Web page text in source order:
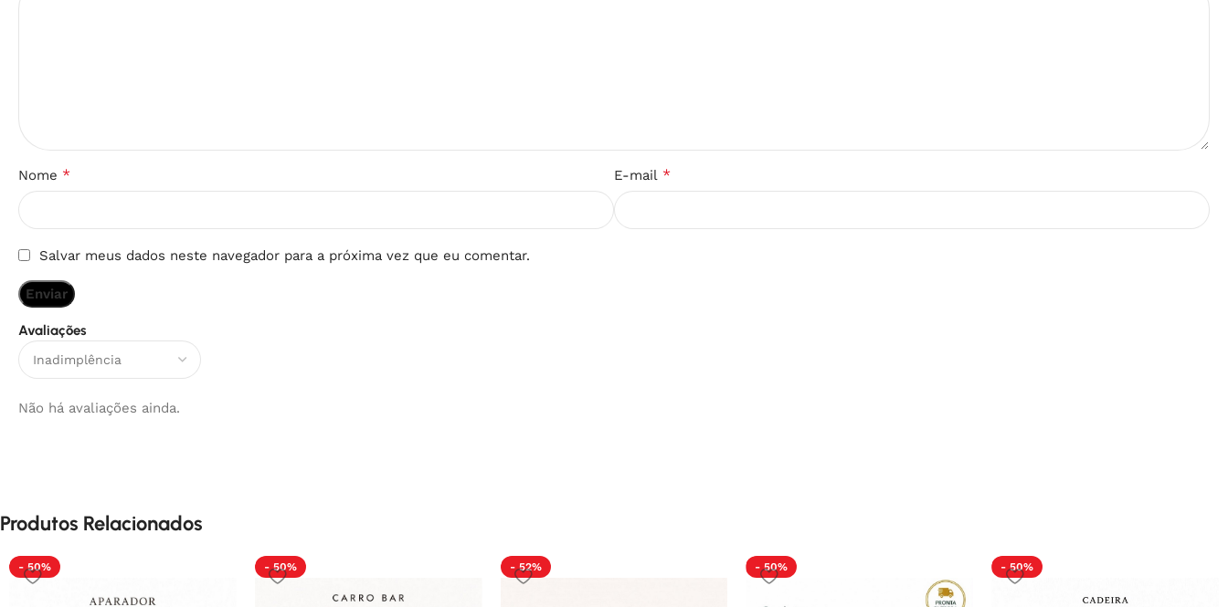
Avaliações
Não há avaliações ainda.
Nome * E-mail *
Salvar meus dados neste navegador para a próxima vez que eu comentar.
Produtos Relacionados
- 50% - 50% - 52% - 50% - 50%